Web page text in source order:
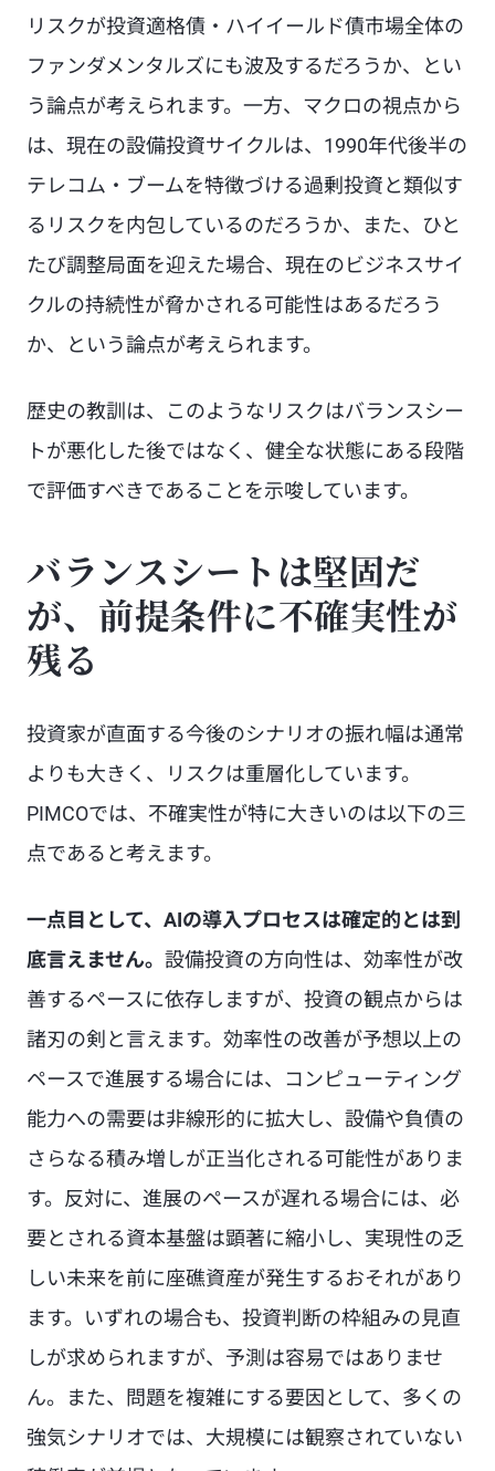
リスクが投資適格債・ハイイールド債市場全体の
ファンダメンタルズにも波及するだろうか、とい
う論点が考えられます。一方、マクロの視点から
は、現在の設備投資サイクルは、1990年代後半の
テレコム・ブームを特徴づける過剰投資と類似す
るリスクを内包しているのだろうか、また、ひと
たび調整局面を迎えた場合、現在のビジネスサイ
クルの持続性が脅かされる可能性はあるだろう
か、という論点が考えられます。
歴史の教訓は、このようなリスクはバランスシー
トが悪化した後ではなく、健全な状態にある段階
で評価すべきであることを示唆しています。
バランスシートは堅固だ
が、前提条件に不確実性が
残る
投資家が直面する今後のシナリオの振れ幅は通常
よりも大きく、リスクは重層化しています。
PIMCOでは、不確実性が特に大きいのは以下の三
点であると考えます。
一点目として、AIの導入プロセスは確定的とは到
底言えません。 設備投資の方向性は、効率性が改
善するペースに依存しますが、投資の観点からは
諸刃の剣と言えます。効率性の改善が予想以上の
ペースで進展する場合には、コンピューティング
能力への需要は非線形的に拡大し、設備や負債の
さらなる積み増しが正当化される可能性がありま
す。反対に、進展のペースが遅れる場合には、必
要とされる資本基盤は顕著に縮小し、実現性の乏
しい未来を前に座礁資産が発生するおそれがあり
ます。いずれの場合も、投資判断の枠組みの見直
しが求められますが、予測は容易ではありませ
ん。また、問題を複雑にする要因として、多くの
強気シナリオでは、大規模には観察されていない